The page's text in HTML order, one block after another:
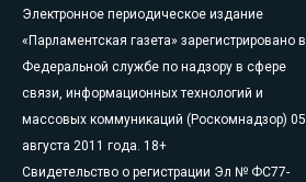
Электронное периодическое издание
«Парламентская газета» зарегистрировано в
Федеральной службе по надзору в сфере
связи, информационных технологий и
массовых коммуникаций (Роскомнадзор) 05
августа 2011 года. 18+
Свидетельство о регистрации Эл № ФС77-